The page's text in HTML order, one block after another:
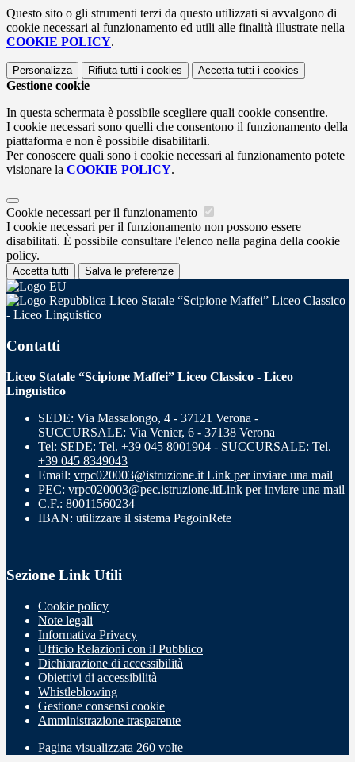
Questo sito o gli strumenti terzi da questo utilizzati si avvalgono di
cookie necessari al funzionamento ed utili alle finalità illustrate nella
COOKIE POLICY.
Personalizza Rifiuta tutti i cookies Accetta tutti i cookies
Gestione cookie
In questa schermata è possibile scegliere quali cookie consentire.
I cookie necessari sono quelli che consentono il funzionamento della
piattaforma e non è possibile disabilitarli.
Per conoscere quali sono i cookie necessari al funzionamento potete
visionare la COOKIE POLICY.
Cookie necessari per il funzionamento
I cookie necessari per il funzionamento non possono essere
disabilitati. È possibile consultare l'elenco nella pagina della cookie
policy.
Accetta tutti Salva le preferenze
Liceo Statale “Scipione Maffei” Liceo Classico
- Liceo Linguistico
Contatti
Liceo Statale “Scipione Maffei” Liceo Classico - Liceo
Linguistico
SEDE: Via Massalongo, 4 - 37121 Verona -
SUCCURSALE: Via Venier, 6 - 37138 Verona
Tel: SEDE: Tel. +39 045 8001904 - SUCCURSALE: Tel.
+39 045 8349043
Email: vrpc020003@istruzione.it Link per inviare una mail
PEC: vrpc020003@pec.istruzione.itLink per inviare una mail
C.F.: 80011560234
IBAN: utilizzare il sistema PagoinRete
Sezione Link Utili
Cookie policy
Note legali
Informativa Privacy
Ufficio Relazioni con il Pubblico
Dichiarazione di accessibilità
Obiettivi di accessibilità
Whistleblowing
Gestione consensi cookie
Amministrazione trasparente
Pagina visualizzata 260 volte